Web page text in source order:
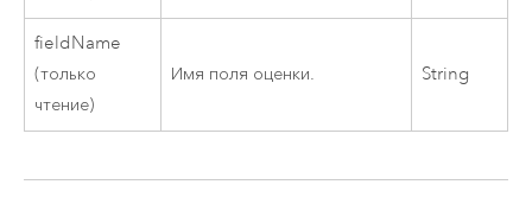
fieldName
(только
чтение)
Имя поля оценки. String